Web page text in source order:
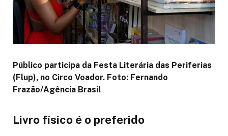
Público participa da Festa Literária das Periferias
(Flup), no Circo Voador. Foto: Fernando
Frazão/Agência Brasil
Livro físico é o preferido